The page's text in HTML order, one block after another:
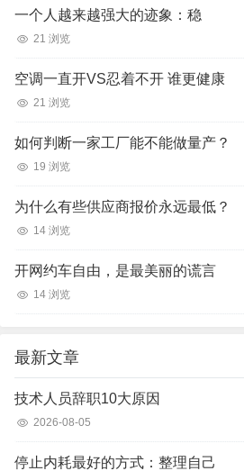
一个人越来越强大的迹象：稳
21 浏览
空调一直开VS忍着不开 谁更健康
21 浏览
如何判断一家工厂能不能做量产？
19 浏览
为什么有些供应商报价永远最低？
14 浏览
开网约车自由，是最美丽的谎言
14 浏览
最新文章
技术人员辞职10大原因
2026-08-05
停止内耗最好的方式：整理自己